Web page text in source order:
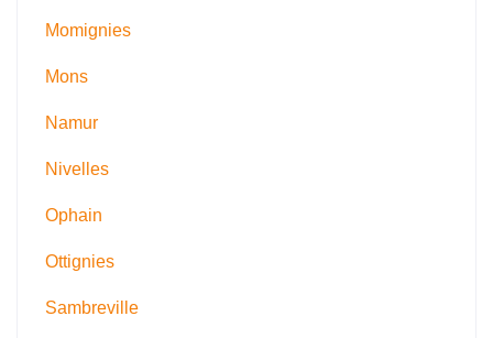
Momignies
Mons
Namur
Nivelles
Ophain
Ottignies
Sambreville